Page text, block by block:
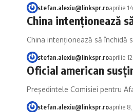
stefan.alexiu@linkspr.roaprilie
China intenționează
China intenționează să închidă
stefan.alexiu@linkspr.roaprilie
Oficial american
Președintele Comisiei pentru
stefan.alexiu@linkspr.roaprilie 8,